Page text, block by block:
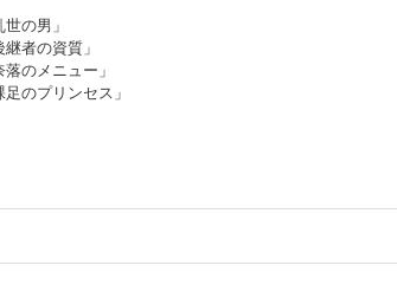
の男」
者の資質」
落のメニュー」
足のプリンセス」